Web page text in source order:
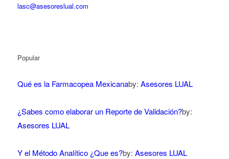
lasc@asesoreslual.com
Popular
Qué es la Farmacopea Mexicanaby: Asesores LUAL
¿Sabes como elaborar un Reporte de Validación?by:
Asesores LUAL
Y el Método Analítico ¿Que es?by: Asesores LUAL